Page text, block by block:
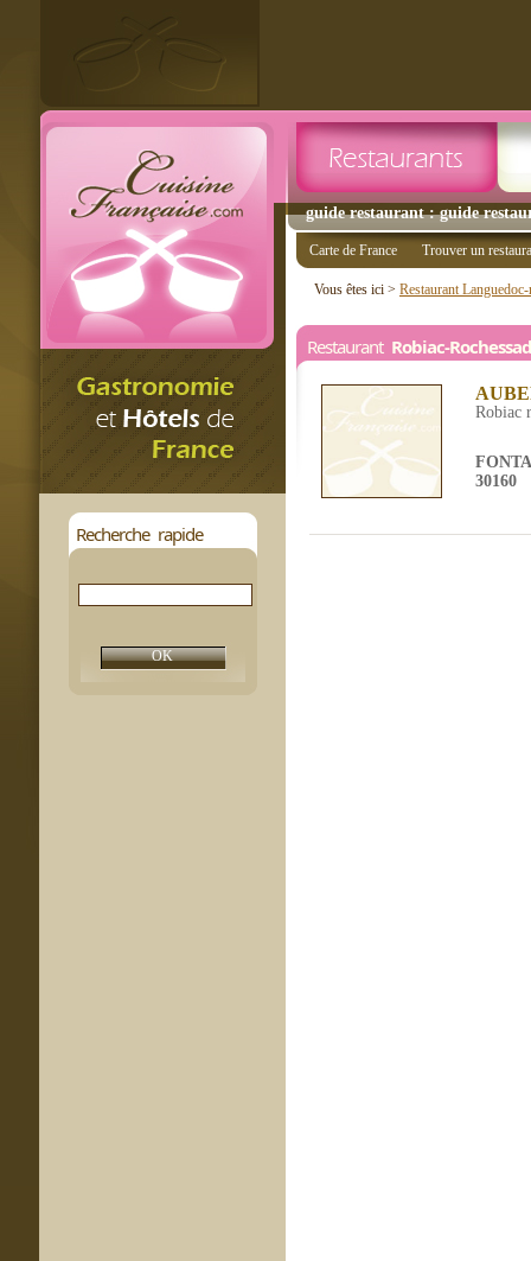
guide restaurant : guide
Recherche rapide
Carte de France Trouver un
Vous êtes ici > Restaurant
Restaurant Robiac-
Robiac
30160